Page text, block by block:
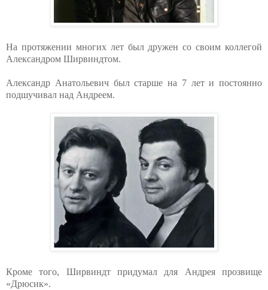
На протяжении многих лет был дружен со своим коллегой
Александром Ширвиндтом.
Александр Анатольевич был старше на 7 лет и постоянно
подшучивал над Андреем.
Кроме того, Ширвиндт придумал для Андрея прозвище
«Дрюсик».